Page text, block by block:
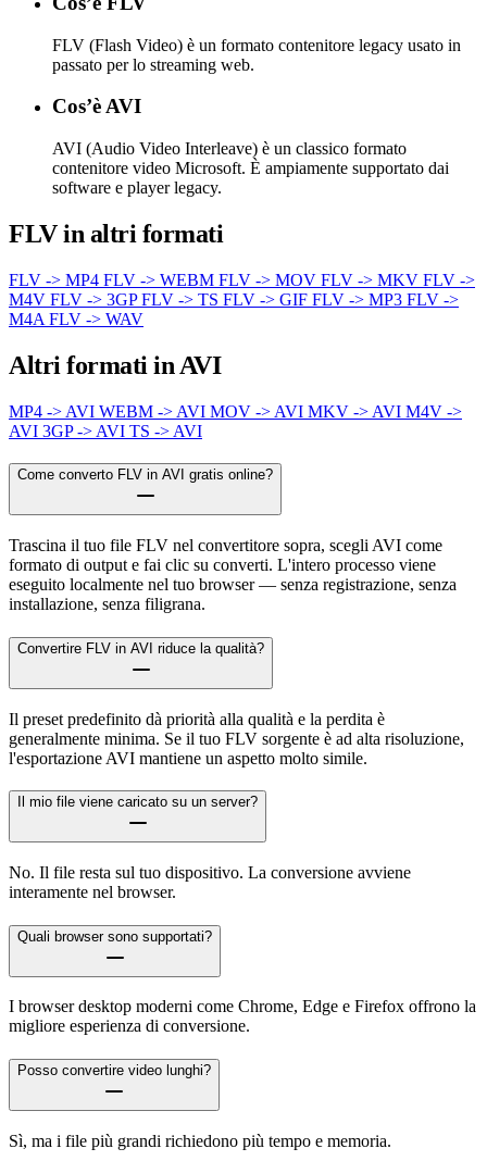
FLV (Flash Video) è un formato contenitore legacy usato in
passato per lo streaming web.
Cos’è AVI
AVI (Audio Video Interleave) è un classico formato
contenitore video Microsoft. È ampiamente supportato dai
software e player legacy.
FLV in altri formati
FLV -> MP4 FLV -> WEBM FLV -> MOV FLV -> MKV FLV ->
M4V FLV -> 3GPFLV -> TS FLV -> GIF FLV -> MP3 FLV ->
M4A FLV -> WAV
Altri formati in AVI
MP4 -> AVI WEBM -> AVI MOV -> AVI MKV -> AVI M4V ->
AVI 3GP -> AVI TS -> AVI
Come converto FLV in AVI gratis online?
Trascina il tuo file FLV nel convertitore sopra, scegli AVI come
formato di output e fai clic su converti. L'intero processo viene
eseguito localmente nel tuo browser — senza registrazione, senza
installazione, senza filigrana.
Convertire FLV in AVI riduce la qualità?
Il preset predefinito dà priorità alla qualità e la perdita è
generalmente minima. Se il tuo FLV sorgente è ad alta risoluzione,
l'esportazione AVI mantiene un aspetto molto simile.
Il mio file viene caricato su un server?
No. Il file resta sul tuo dispositivo. La conversione avviene
interamente nel browser.
Quali browser sono supportati?
I browser desktop moderni come Chrome, Edge e Firefox offrono la
migliore esperienza di conversione.
Posso convertire video lunghi?
Sì, ma i file più grandi richiedono più tempo e memoria.